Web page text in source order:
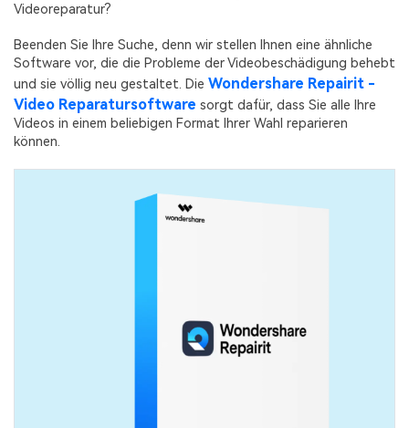
Videoreparatur?
Beenden Sie Ihre Suche, denn wir stellen Ihnen eine ähnliche
Software vor, die die Probleme der Videobeschädigung behebt
und sie völlig neu gestaltet. Die Wondershare Repairit -
Video Reparatursoftware sorgt dafür, dass Sie alle Ihre
Videos in einem beliebigen Format Ihrer Wahl reparieren
können.